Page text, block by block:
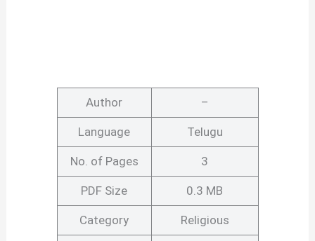
Author –
Language Telugu
No. of Pages 3
PDF Size 0.3 MB
Category Religious